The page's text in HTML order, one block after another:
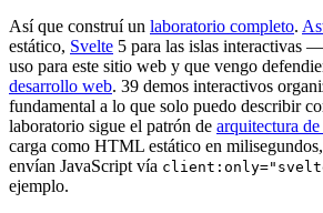
Así que construí un laboratorio completo.
estático, Svelte 5 para las islas interactivas
uso para este sitio web y que vengo
desarrollo web. 39 demos interactivos
fundamental a lo que solo puedo describir
laboratorio sigue el patrón de arquitectura de
carga como HTML estático en
envían JavaScript vía
ejemplo.